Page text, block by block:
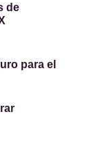
de
para el